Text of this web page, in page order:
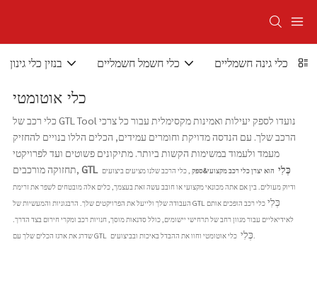
בנזין כלי גינון כלי חשמל חשמליים כלי גינה חשמליים
כלי אוטומטי
כלי רכב של GTL Tool נועדו לספק יעילות ואמינות מקסימלית עבור כל צרכי
הרכב שלך. עם הנדסה מדויקת וחומרים עמידים, הכלים הללו בנויים להחזיק
מעמד ולעמוד במשימות הקשות ביותר. מתיקונים פשוטים ועד לפרויקטי
תחזוקה מורכבים, GTL כְּלִי הוא יצרן כלי רכב מקצועי&ספק , כלי הרכב שלנו מציעים ביצועים
ודיוק מעולים. בין אם אתה מכונאי מקצועי או חובב עשה זאת בעצמך, כלים אלה מובטחים לשפר את זרימת
העבודה שלך ולייעל את הפרויקטים שלך. הרבגוניות והמעשיות של GTL
כְּלִיכלי רכב הופכים אותם
לאידיאליים עבור מגוון רחב של תרחישי יישומים, כולל סדנאות מוסך, חנויות רכב ומקרי חירום בצד הדרך.
שדרג את ארגז הכלים שלך עם GTL
כְּלִי